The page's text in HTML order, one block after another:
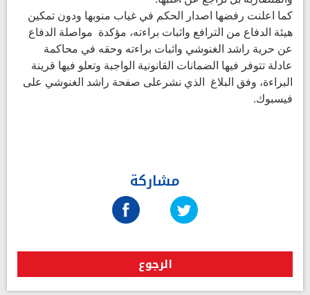
كما اعلنت رفضها اصدار الحكم في غياب منوبها ودون تمكين
هيئة الدفاع من الترافع واثبات براءته، مؤكدة مواصلة الدفاع
عن حرية راشد الغنوشي واثبات براءته وحقه في محاكمة
عادلة تتوفر فيها الضمانات القانونية الواجبة وتعلو فيها قرينة
البراءة، وفق البلاغ الذي نشرعلى صفحة راشد الغنوشي على
فيسبوك.
مشاركة
الرجوع